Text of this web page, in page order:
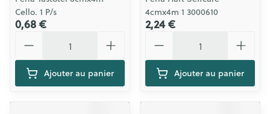
Cello. 1 P/s
0,68 €
Ajouter au panier
4cmx4m 1 3000610
2,24 €
Ajouter au panier